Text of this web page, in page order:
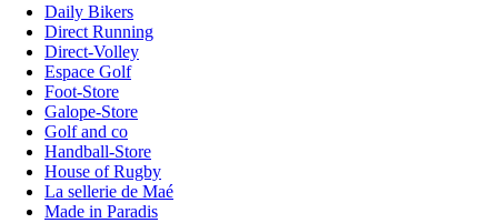
Daily Bikers
Direct Running
Direct-Volley
Espace Golf
Foot-Store
Galope-Store
Golf and co
Handball-Store
House of Rugby
La sellerie de Maé
Made in Paradis